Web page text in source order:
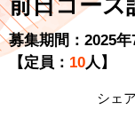
前日コース
募集期間：2025年
【定員： 10人】
シェ